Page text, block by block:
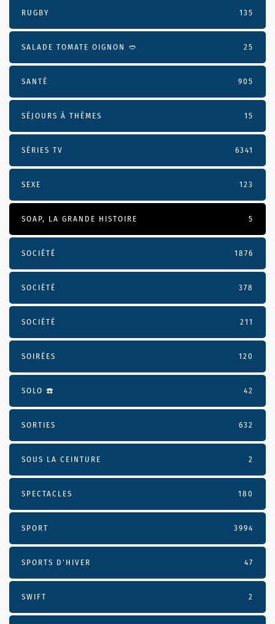
RUGBY 135
SALADE TOMATE OIGNON 🥙 25
SANTÉ 905
SÉJOURS À THÈMES 15
SÉRIES TV 6341
SEXE 123
SOAP, LA GRANDE HISTOIRE 5
SOCIÉTÉ 1876
SOCIÉTÉ 378
SOCIÉTÉ 211
SOIRÉES 120
SOLO ☎️ 42
SORTIES 632
SOUS LA CEINTURE 2
SPECTACLES 180
SPORT 3994
SPORTS D'HIVER 47
SWIFT 2